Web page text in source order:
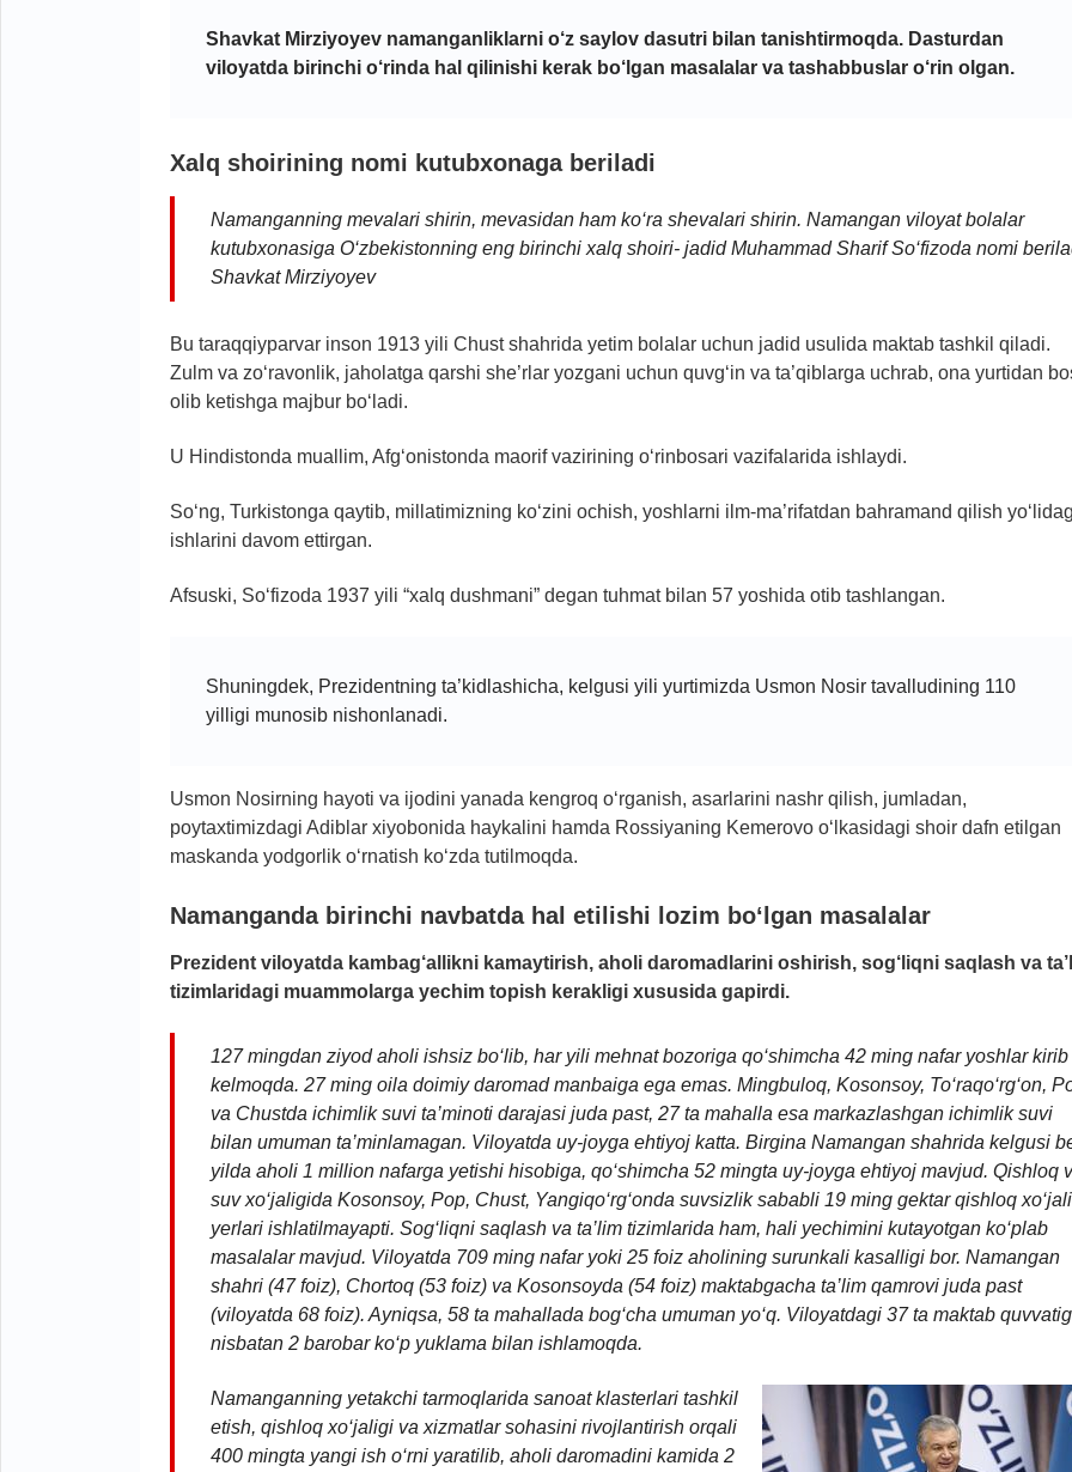
Shavkat Mirziyoyev namanganliklarni o‘z saylov dasutri bilan tanishtirmoqda. Dasturdan
viloyatda birinchi o‘rinda hal qilinishi kerak bo‘lgan masalalar va tashabbuslar o‘rin olgan.
Xalq shoirining nomi kutubxonaga beriladi
Namanganning mevalari shirin, mevasidan ham ko‘ra shevalari shirin. Namangan viloyat bolalar
kutubxonasiga O‘zbekistonning eng birinchi xalq shoiri- jadid Muhammad Sharif So‘fizoda nomi
Shavkat Mirziyoyev
Bu taraqqiyparvar inson 1913 yili Chust shahrida yetim bolalar uchun jadid usulida maktab tashkil qiladi.
Zulm va zo‘ravonlik, jaholatga qarshi she’rlar yozgani uchun quvg‘in va ta’qiblarga uchrab, ona yurtidan
olib ketishga majbur bo‘ladi.
U Hindistonda muallim, Afg‘onistonda maorif vazirining o‘rinbosari vazifalarida ishlaydi.
So‘ng, Turkistonga qaytib, millatimizning ko‘zini ochish, yoshlarni ilm-ma’rifatdan bahramand qilish
ishlarini davom ettirgan.
Afsuski, So‘fizoda 1937 yili “xalq dushmani” degan tuhmat bilan 57 yoshida otib tashlangan.
Shuningdek, Prezidentning ta’kidlashicha, kelgusi yili yurtimizda Usmon Nosir tavalludining 110
yilligi munosib nishonlanadi.
Usmon Nosirning hayoti va ijodini yanada kengroq o‘rganish, asarlarini nashr qilish, jumladan,
poytaxtimizdagi Adiblar xiyobonida haykalini hamda Rossiyaning Kemerovo o‘lkasidagi shoir dafn etilgan
maskanda yodgorlik o‘rnatish ko‘zda tutilmoqda.
Namanganda birinchi navbatda hal etilishi lozim bo‘lgan masalalar
Prezident viloyatda kambag‘allikni kamaytirish, aholi daromadlarini oshirish, sog‘liqni saqlash va
tizimlaridagi muammolarga yechim topish kerakligi xususida gapirdi.
127 mingdan ziyod aholi ishsiz bo‘lib, har yili mehnat bozoriga qo‘shimcha 42 ming nafar yoshlar kirib
kelmoqda. 27 ming oila doimiy daromad manbaiga ega emas. Mingbuloq, Kosonsoy, To‘raqo‘rg‘on,
va Chustda ichimlik suvi ta’minoti darajasi juda past, 27 ta mahalla esa markazlashgan ichimlik suvi
bilan umuman ta’minlamagan. Viloyatda uy-joyga ehtiyoj katta. Birgina Namangan shahrida kelgusi
yilda aholi 1 million nafarga yetishi hisobiga, qo‘shimcha 52 mingta uy-joyga ehtiyoj mavjud. Qishloq
suv xo‘jaligida Kosonsoy, Pop, Chust, Yangiqo‘rg‘onda suvsizlik sababli 19 ming gektar qishloq
yerlari ishlatilmayapti. Sog‘liqni saqlash va ta’lim tizimlarida ham, hali yechimini kutayotgan ko‘plab
masalalar mavjud. Viloyatda 709 ming nafar yoki 25 foiz aholining surunkali kasalligi bor. Namangan
shahri (47 foiz), Chortoq (53 foiz) va Kosonsoyda (54 foiz) maktabgacha ta’lim qamrovi juda past
(viloyatda 68 foiz). Ayniqsa, 58 ta mahallada bog‘cha umuman yo‘q. Viloyatdagi 37 ta maktab
nisbatan 2 barobar ko‘p yuklama bilan ishlamoqda.
Namanganning yetakchi tarmoqlarida sanoat klasterlari tashkil
etish, qishloq xo‘jaligi va xizmatlar sohasini rivojlantirish orqali
400 mingta yangi ish o‘rni yaratilib, aholi daromadini kamida 2